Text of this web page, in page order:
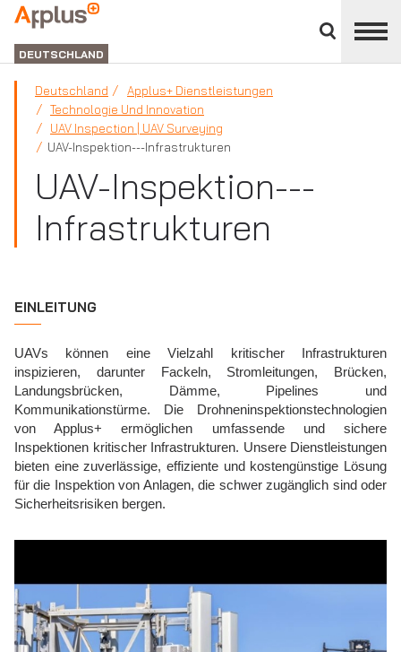
divisions
panel
APPLUS+
GROUP
DEUTSCHLAND
Deutschland
Applus+ Dienstleistungen
Technologie Und Innovation
UAV Inspection | UAV Surveying
UAV-Inspektion---Infrastrukturen
UAV-Inspektion---
Infrastrukturen
EINLEITUNG
UAVs können eine Vielzahl kritischer Infrastrukturen
inspizieren, darunter Fackeln, Stromleitungen, Brücken,
Landungsbrücken, Dämme, Pipelines und
Kommunikationstürme. Die Drohneninspektionstechnologien
von Applus+ ermöglichen umfassende und sichere
Inspektionen kritischer Infrastrukturen. Unsere Dienstleistungen
bieten eine zuverlässige, effiziente und kostengünstige Lösung
für die Inspektion von Anlagen, die schwer zugänglich sind oder
Sicherheitsrisiken bergen.